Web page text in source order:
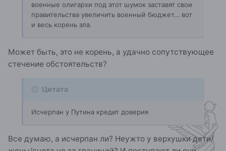
военные олигархи под этот шумок заставят свои
правительства увеличить военный бюджет… вот
и весь корень зла.
Может быть, это не корень, а удачно сопутствующее
стечение обстоятельств?
Цитата
Исчерпан у Путина кредит доверия
Все думаю, а исчерпан ли? Неужто у верхушки дети/